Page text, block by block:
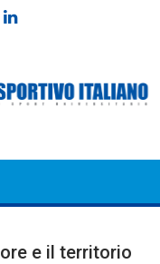
e il territorio